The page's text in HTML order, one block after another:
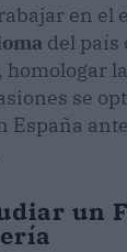
en el
del país
homologar
se
España
un